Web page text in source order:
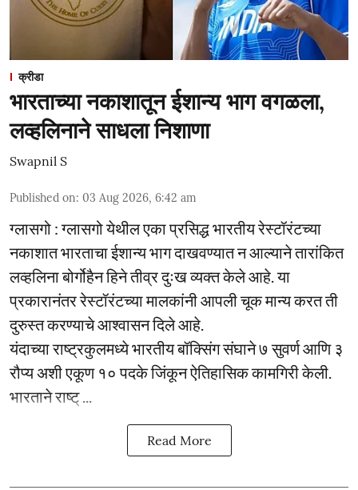
क्रीडा
भारताच्या नकाशातून ईशान्य भाग वगळला,
लव्हलिनाने साधला निशाणा
Swapnil S
Published on: 03 Aug 2026, 6:42 am
ग्लासगो : ग्लासगो येथील एका प्रसिद्ध भारतीय रेस्टॉरंटच्या
नकाशात भारताचा ईशान्य भाग दाखवण्यात न आल्याने तारांकित
लव्हलिना बोर्गोहैन हिने तीव्र दुःख व्यक्त केले आहे. या
प्रकारानंतर रेस्टॉरंटच्या मालकांनी आपली चूक मान्य करत ती
दुरुस्त करण्याचे आश्वासन दिले आहे.
यंदाच्या राष्ट्रकुलमध्ये भारतीय बॉक्सिंग संघाने ७ सुवर्ण आणि ३
रौप्य अशी एकूण १० पदके जिंकून ऐतिहासिक कामगिरी केली.
भारताने राष्ट् ...
Read More